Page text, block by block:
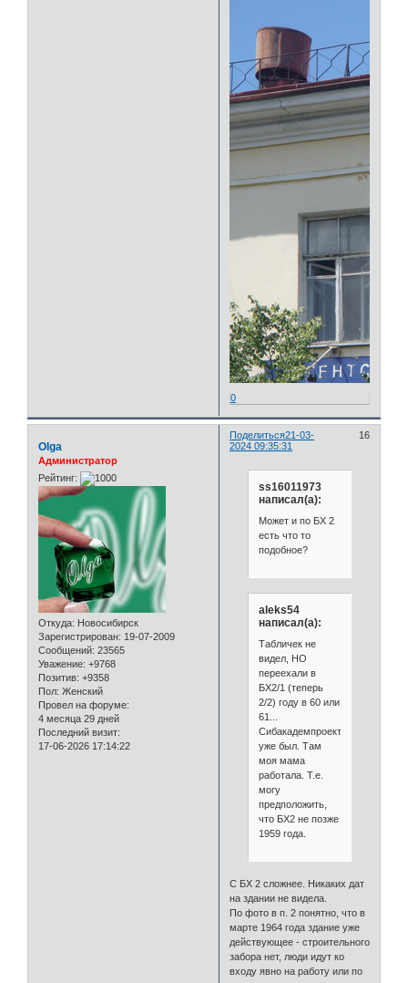
0
Поделиться 16
21-03-
2024 09:35:31
Olga
Администратор
Рейтинг:
Откуда: Новосибирск
Зарегистрирован: 19-07-2009
Сообщений: 23565
Уважение: +9768
Позитив: +9358
Пол: Женский
Провел на форуме:
4 месяца 29 дней
Последний визит:
17-06-2026 17:14:22
ss16011973
написал(а):
Может и по БХ 2
есть что то
подобное?
aleks54
написал(а):
Табличек не
видел, НО
переехали в
БХ2/1 (теперь
2/2) году в 60 или
61...
Сибакадемпроект
уже был. Там
моя мама
работала. Т.е.
могу
предположить,
что БХ2 не позже
1959 года.
С БХ 2 сложнее. Никаких дат
на здании не видела.
По фото в п. 2 понятно, что в
марте 1964 года здание уже
действующее - строительного
забора нет, люди идут ко
входу явно на работу или по